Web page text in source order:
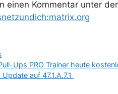
einen Kommentar unter
Ups PRO Trainer heute
auf 47.1.A.7.1